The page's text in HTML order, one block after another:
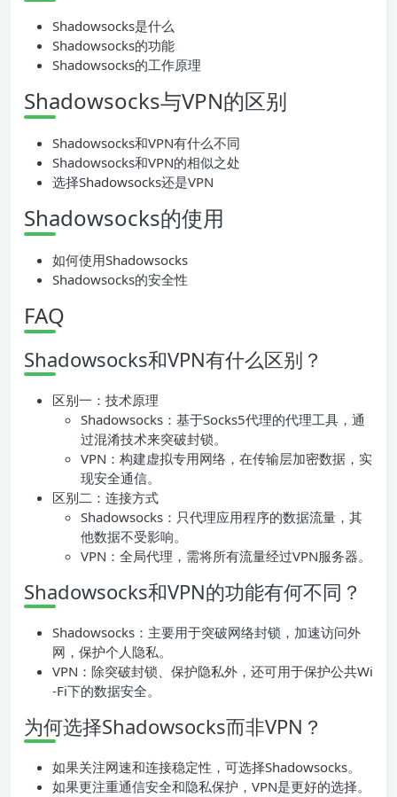
Shadowsocks是什么
Shadowsocks的功能
Shadowsocks的工作原理
Shadowsocks与VPN的区别
Shadowsocks和VPN有什么不同
Shadowsocks和VPN的相似之处
选择Shadowsocks还是VPN
Shadowsocks的使用
如何使用Shadowsocks
Shadowsocks的安全性
FAQ
Shadowsocks和VPN有什么区别？
区别一：技术原理
Shadowsocks：基于Socks5代理的代理工具，通
过混淆技术来突破封锁。
VPN：构建虚拟专用网络，在传输层加密数据，实
现安全通信。
区别二：连接方式
Shadowsocks：只代理应用程序的数据流量，其
他数据不受影响。
VPN：全局代理，需将所有流量经过VPN服务器。
Shadowsocks和VPN的功能有何不同？
Shadowsocks：主要用于突破网络封锁，加速访问外
网，保护个人隐私。
VPN：除突破封锁、保护隐私外，还可用于保护公共Wi
-Fi下的数据安全。
为何选择Shadowsocks而非VPN？
如果关注网速和连接稳定性，可选择Shadowsocks。
如果更注重通信安全和隐私保护，VPN是更好的选择。